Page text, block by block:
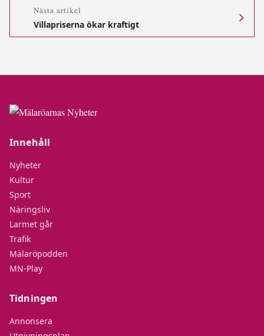
Nästa artikel
Villapriserna ökar kraftigt
Innehåll
Nyheter
Kultur
Sport
Näringsliv
Larmet går
Trafik
Mälaröpodden
MN-Play
Tidningen
Annonsera